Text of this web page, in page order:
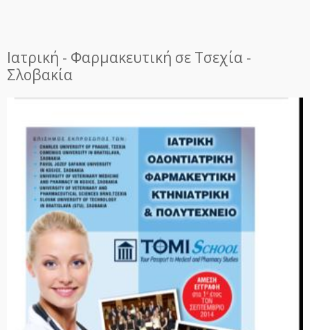
Ιατρική - Φαρμακευτική σε Τσεχία -
Σλοβακία